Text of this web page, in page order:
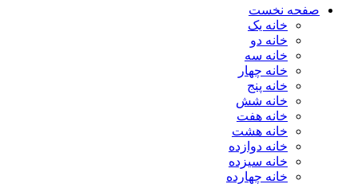
صفحه نخست
خانه یک
خانه دو
خانه سه
خانه چهار
خانه پنج
خانه شش
خانه هفت
خانه هشت
خانه دوازده
خانه سیزده
خانه چهارده